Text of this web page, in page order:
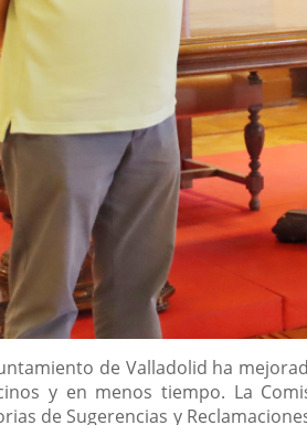
de Valladolid ha
y en menos tiempo. La
de Sugerencias y